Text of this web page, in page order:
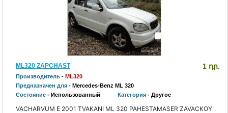
ML320 ZAPCHAST 1 դր.
Производитель - ML320
Предназначен для - Mercedes-Benz ML 320
Состояние - Использованный Категория - Другое
VACHARVUM E 2001 TVAKANI ML 320 PAHESTAMASER ZAVACKOY